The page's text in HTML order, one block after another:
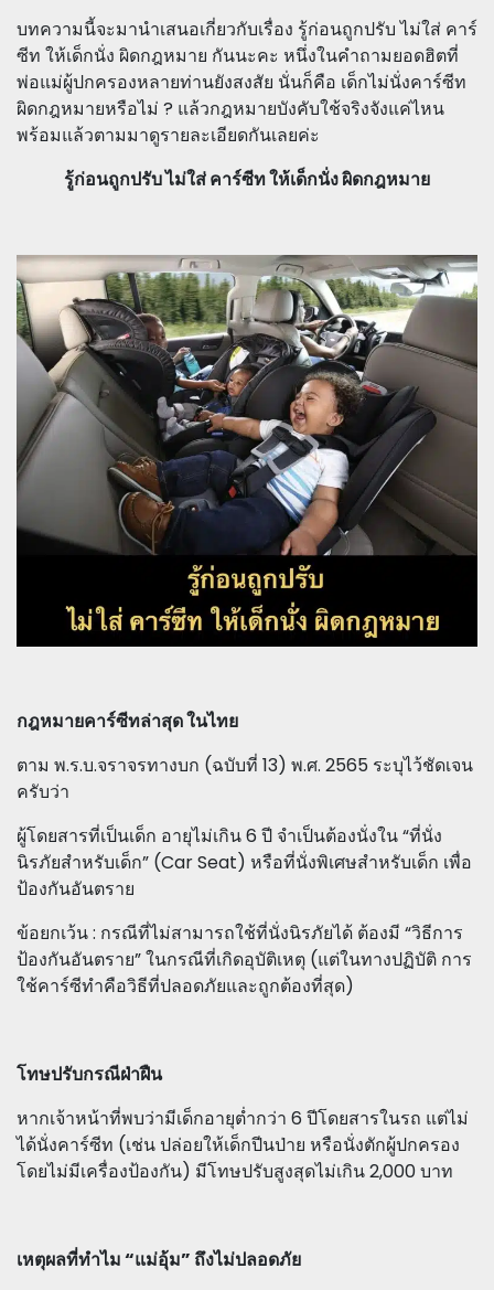
บทความนี้จะมานำเสนอเกี่ยวกับเรื่อง รู้ก่อนถูกปรับ ไม่ใส่ คาร์
ซีท ให้เด็กนั่ง ผิดกฎหมาย กันนะคะ หนึ่งในคำถามยอดฮิตที่
พ่อแม่ผู้ปกครองหลายท่านยังสงสัย นั่นก็คือ เด็กไม่นั่งคาร์ซีท
ผิดกฎหมายหรือไม่ ? แล้วกฎหมายบังคับใช้จริงจังแค่ไหน
พร้อมแล้วตามมาดูรายละเอียดกันเลยค่ะ
รู้ก่อนถูกปรับ ไม่ใส่ คาร์ซีท ให้เด็กนั่ง ผิดกฎหมาย
กฎหมายคาร์ซีทล่าสุด ในไทย
ตาม พ.ร.บ.จราจรทางบก (ฉบับที่ 13) พ.ศ. 2565 ระบุไว้ชัดเจน
ครับว่า
ผู้โดยสารที่เป็นเด็ก อายุไม่เกิน 6 ปี จำเป็นต้องนั่งใน “ที่นั่ง
นิรภัยสำหรับเด็ก” (Car Seat) หรือที่นั่งพิเศษสำหรับเด็ก เพื่อ
ป้องกันอันตราย
ข้อยกเว้น : กรณีที่ไม่สามารถใช้ที่นั่งนิรภัยได้ ต้องมี “วิธีการ
ป้องกันอันตราย” ในกรณีที่เกิดอุบัติเหตุ (แต่ในทางปฏิบัติ การ
ใช้คาร์ซีทำคือวิธีที่ปลอดภัยและถูกต้องที่สุด)
โทษปรับกรณีฝ่าฝืน
หากเจ้าหน้าที่พบว่ามีเด็กอายุต่ำกว่า 6 ปีโดยสารในรถ แต่ไม่
ได้นั่งคาร์ซีท (เช่น ปล่อยให้เด็กปีนป่าย หรือนั่งตักผู้ปกครอง
โดยไม่มีเครื่องป้องกัน) มีโทษปรับสูงสุดไม่เกิน 2,000 บาท
เหตุผลที่ทำไม “แม่อุ้ม” ถึงไม่ปลอดภัย